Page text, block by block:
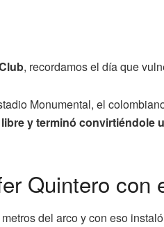
, recordamos el día que
Monumental, el
y terminó convirtiéndole
Quintero con
del arco y con eso